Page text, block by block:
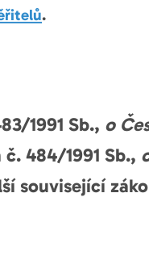
.
1991 Sb., o
484/1991 Sb.,
související